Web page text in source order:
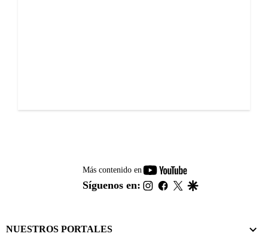
Más contenido en
youtube-
footer
Síguenos en: instagram
facebook
twitter
NUESTROS PORTALES